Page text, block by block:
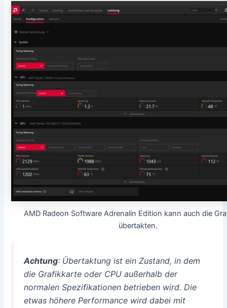
AMD Radeon Software Adrenalin Edition kann auch die
übertakten.
Achtung: Übertaktung ist ein Zustand, in dem
die Grafikkarte oder CPU außerhalb der
normalen Spezifikationen betrieben wird. Die
etwas höhere Performance wird dabei mit